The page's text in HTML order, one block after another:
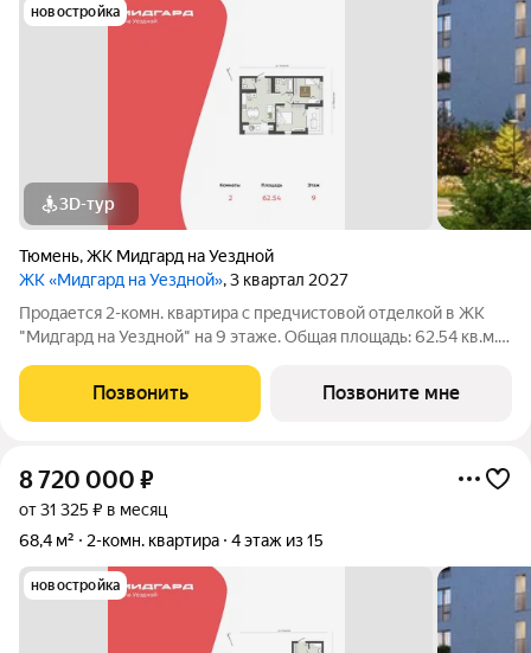
новостройка
3D-тур
Тюмень,ЖК Мидгард на Уездной
ЖК «Мидгард на Уездной», 3 квартал 2027
Продается 2-комн. квартира с предчистовой отделкой в ЖК
"Мидгард на Уездной" на 9 этаже. Общая площадь: 62.54 кв.м.,
кв.м. Квартира угловая, очень светлая, естественная
вентиляция при
Позвонить Позвоните мне
8 720 000 ₽
от 31 325 ₽ в месяц
68,4 м²
2-комн. квартира 4 этаж из 15
новостройка